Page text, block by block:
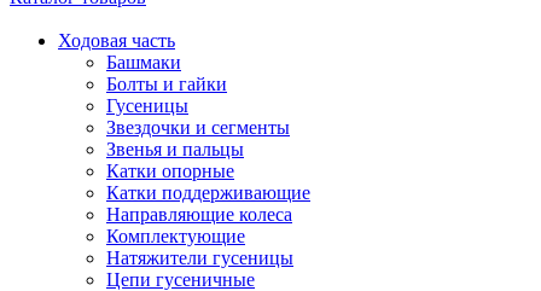
Ходовая часть
Башмаки
Болты и гайки
Гусеницы
Звездочки и сегменты
Звенья и пальцы
Катки опорные
Катки поддерживающие
Направляющие колеса
Комплектующие
Натяжители гусеницы
Цепи гусеничные